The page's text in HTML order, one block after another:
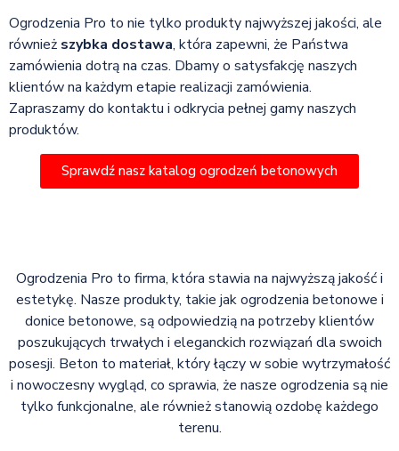
Ogrodzenia Pro to nie tylko produkty najwyższej jakości, ale
również szybka dostawa, która zapewni, że Państwa
zamówienia dotrą na czas. Dbamy o satysfakcję naszych
klientów na każdym etapie realizacji zamówienia.
Zapraszamy do kontaktu i odkrycia pełnej gamy naszych
produktów.
Sprawdź nasz katalog ogrodzeń betonowych
Ogrodzenia Pro to firma, która stawia na najwyższą jakość i
estetykę. Nasze produkty, takie jak ogrodzenia betonowe i
donice betonowe, są odpowiedzią na potrzeby klientów
poszukujących trwałych i eleganckich rozwiązań dla swoich
posesji. Beton to materiał, który łączy w sobie wytrzymałość
i nowoczesny wygląd, co sprawia, że nasze ogrodzenia są nie
tylko funkcjonalne, ale również stanowią ozdobę każdego
terenu.